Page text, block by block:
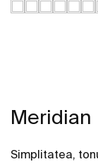
Meridian
Simplitatea,